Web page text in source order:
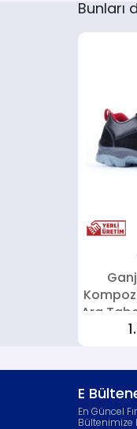
Bunları
Ganj
Ara
E
En Güncel
Bültenimize